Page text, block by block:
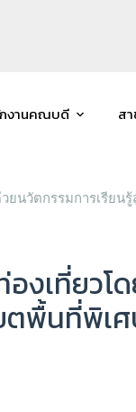
งานคณบดี ส
นวัตกรรมการเรีย
งเที่ยว
ตพื้นที่พิเ